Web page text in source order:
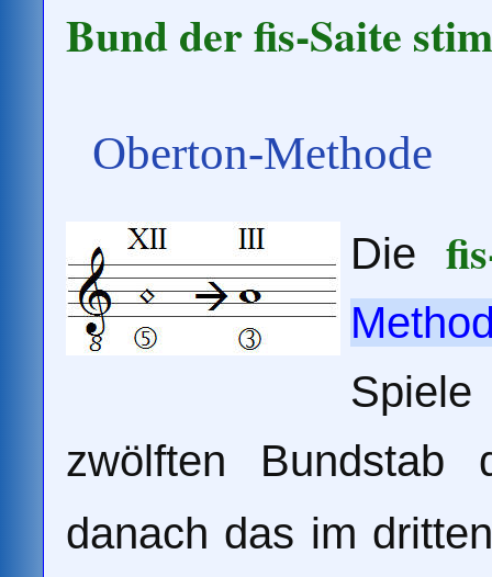
Bund der fis-Saite
Oberton-Methode
Die
zwölften Bundstab
danach das im